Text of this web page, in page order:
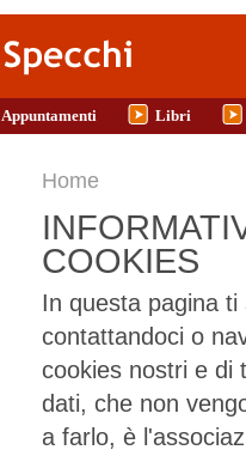
Appuntamenti Libri
Tu sei qui
Home
COOKIES
In questa pagina
contattandoci o
cookies nostri e di
dati, che non
a farlo, è